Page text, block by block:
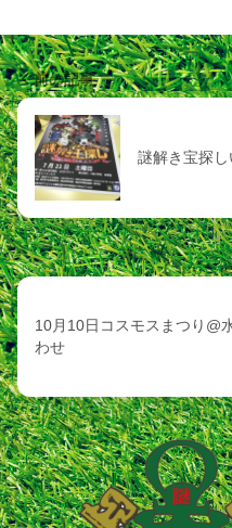
前の記事
謎解き宝探し
10月10日コスモスまつり@
わせ